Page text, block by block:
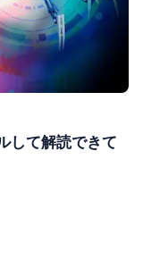
て解読できて